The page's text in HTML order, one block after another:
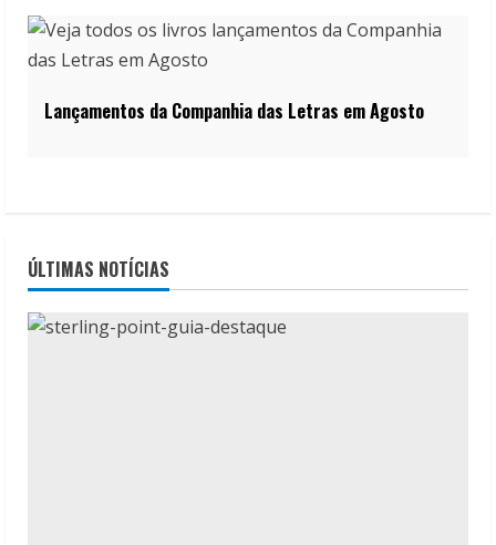
Lançamentos da Companhia das Letras em Agosto
ÚLTIMAS NOTÍCIAS